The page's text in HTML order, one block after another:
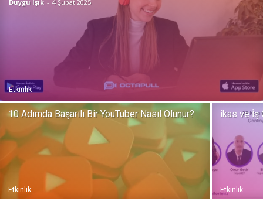
Pazarlaması
SEO,
Etkinlik
Duygu Işık - 4 Şubat 2025
Etkinlik
10 Adımda Başarılı Bir YouTuber Nasıl Olunur?
Etkinlik
ikas ve İş